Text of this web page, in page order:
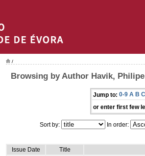
/
Browsing by Author Havik, Philipe
Jump to: 0-9 A B C
or enter first few
Sort by: In order:
Issue Date
Title